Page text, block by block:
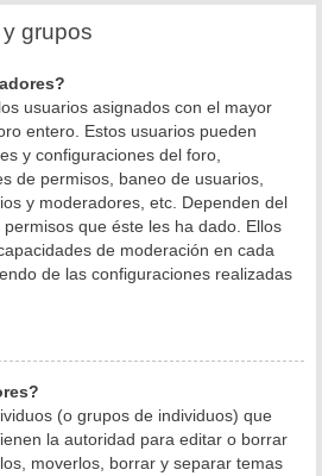
grupos
usuarios asignados con el mayor
entero. Estos usuarios pueden
y configuraciones del foro,
de permisos, baneo de usuarios,
y moderadores, etc. Dependen del
que éste les ha dado. Ellos
de moderación en cada
de las configuraciones realizadas
(o grupos de individuos) que
la autoridad para editar o borrar
moverlos, borrar y separar temas